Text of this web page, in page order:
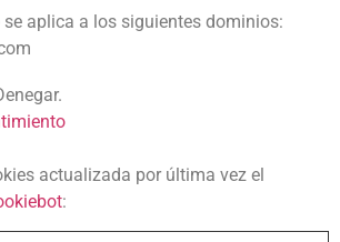
aplica a los siguientes dominios:
actualizada por última vez el
: